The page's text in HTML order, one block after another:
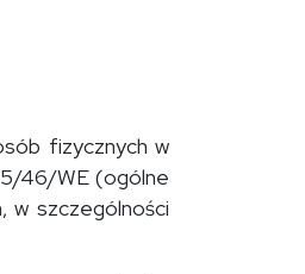
fizycznych w
46/WE (ogólne
w szczególności